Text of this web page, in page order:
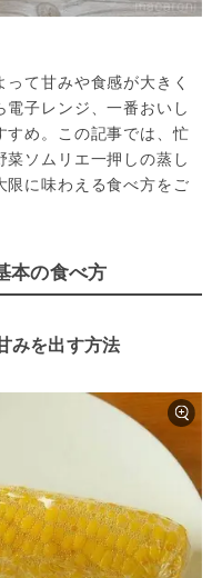
て甘みや食感が大きく
子レンジ、一番おいし
すめ。この記事では、忙
菜ソムリエ一押しの蒸し
に味わえる食べ方をご
本の食べ方
みを出す方法